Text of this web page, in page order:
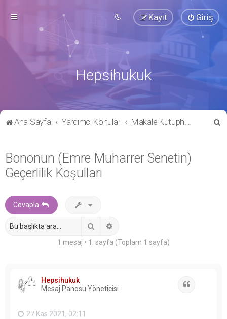
Giriş
Kayıt
Hepsihukuk
Ana Sayfa Yardımcı Konular Makale Kütüphanesi
Bononun (Emre Muharrer Senetin)
Geçerlilik Koşulları
Cevapla
1 mesaj • 1 . sayfa (Toplam 1 sayfa)
Hepsihukuk
Mesaj Panosu Yöneticisi
27 Kas 2021, 02:11